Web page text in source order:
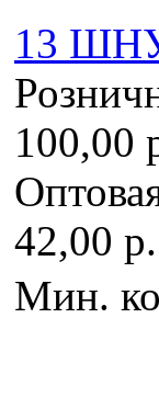
13
100,00
42,00 р.
Мин.